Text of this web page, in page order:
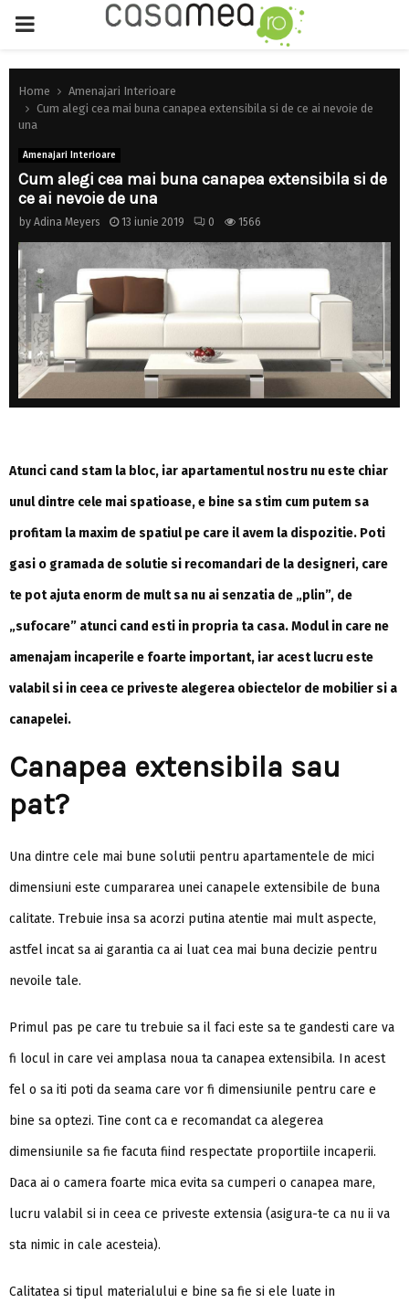
PRIMARY
MENU
Home
Amenajari Interioare
Cum alegi cea mai buna canapea extensibila si de ce ai nevoie de
una
Amenajari Interioare
Cum alegi cea mai buna canapea extensibila si de
ce ai nevoie de una
by Adina Meyers 13 iunie 2019 0 1566
Atunci cand stam la bloc, iar apartamentul nostru nu este chiar
unul dintre cele mai spatioase, e bine sa stim cum putem sa
profitam la maxim de spatiul pe care il avem la dispozitie. Poti
gasi o gramada de solutie si recomandari de la designeri, care
te pot ajuta enorm de mult sa nu ai senzatia de „plin”, de
„sufocare” atunci cand esti in propria ta casa. Modul in care ne
amenajam incaperile e foarte important, iar acest lucru este
valabil si in ceea ce priveste alegerea obiectelor de mobilier si a
canapelei.
Canapea extensibila sau
pat?
Una dintre cele mai bune solutii pentru apartamentele de mici
dimensiuni este cumpararea unei canapele extensibile de buna
calitate. Trebuie insa sa acorzi putina atentie mai mult aspecte,
astfel incat sa ai garantia ca ai luat cea mai buna decizie pentru
nevoile tale.
Primul pas pe care tu trebuie sa il faci este sa te gandesti care va
fi locul in care vei amplasa noua ta canapea extensibila. In acest
fel o sa iti poti da seama care vor fi dimensiunile pentru care e
bine sa optezi. Tine cont ca e recomandat ca alegerea
dimensiunile sa fie facuta fiind respectate proportiile incaperii.
Daca ai o camera foarte mica evita sa cumperi o canapea mare,
lucru valabil si in ceea ce priveste extensia (asigura-te ca nu ii va
sta nimic in cale acesteia).
Calitatea si tipul materialului e bine sa fie si ele luate in